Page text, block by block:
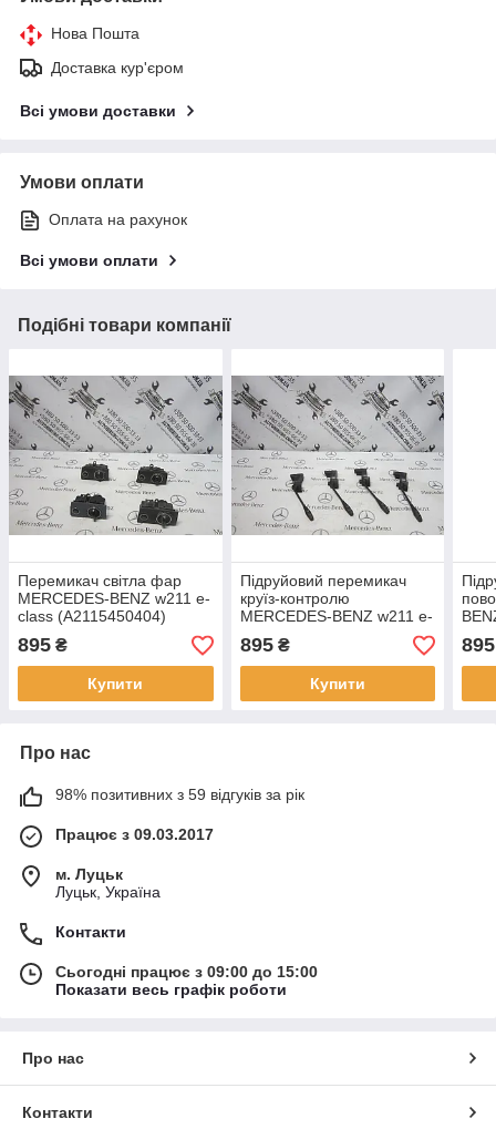
Нова Пошта
Доставка кур'єром
Всі умови доставки
Умови оплати
Оплата на рахунок
Всі умови оплати
Подібні товари компанії
Перемикач світла фар
MERCEDES-BENZ w211 e-
class (A2115450404)
895 ₴
Купити
Підруйовий перемикач
круїз-контролю
MERCEDES-BENZ w211 e-
class (A00085452524)
895₴
Купити
895
Про нас
98% позитивних з 59 відгуків за рік
Працює з 09.03.2017
м. Луцьк
Луцьк, Україна
Контакти
Сьогодні працює з 09:00 до 15:00
Показати весь графік роботи
Про нас
Контакти